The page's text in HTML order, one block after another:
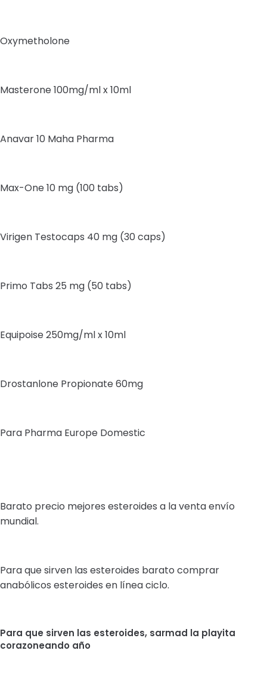
Oxymetholone
Masterone 100mg/ml x 10ml
Anavar 10 Maha Pharma
Max-One 10 mg (100 tabs)
Virigen Testocaps 40 mg (30 caps)
Primo Tabs 25 mg (50 tabs)
Equipoise 250mg/ml x 10ml
Drostanlone Propionate 60mg
Para Pharma Europe Domestic
Barato precio mejores esteroides a la venta envío
mundial.
Para que sirven las esteroides barato comprar
anabólicos esteroides en línea ciclo.
Para que sirven las esteroides, sarmad la playita
corazoneando año